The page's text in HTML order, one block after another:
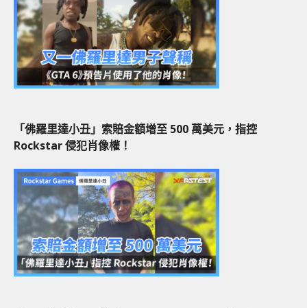
「佛羅里達小丑」索賠金額增至 500 萬美元，指控
Rockstar 侵犯肖像權！